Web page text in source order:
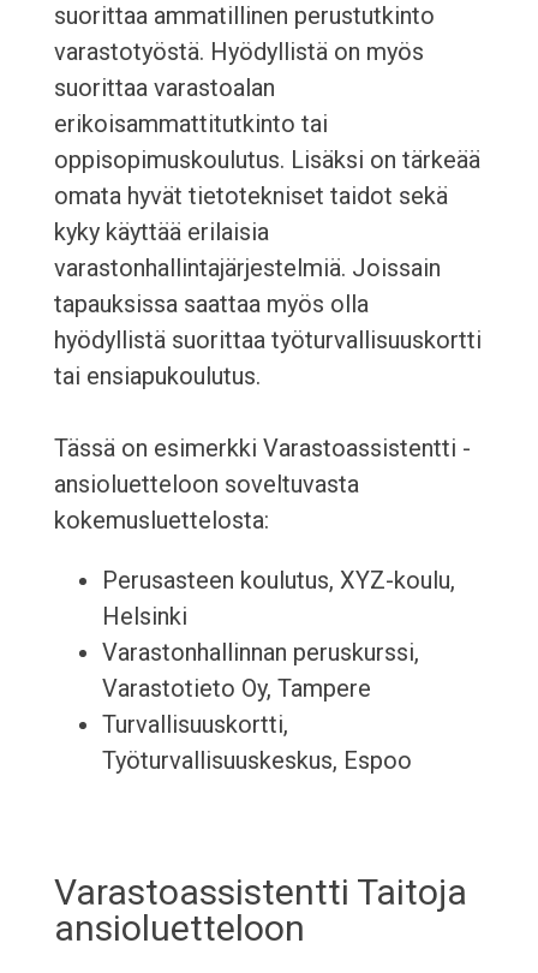
suorittaa ammatillinen perustutkinto
varastotyöstä. Hyödyllistä on myös
suorittaa varastoalan
erikoisammattitutkinto tai
oppisopimuskoulutus. Lisäksi on tärkeää
omata hyvät tietotekniset taidot sekä
kyky käyttää erilaisia
varastonhallintajärjestelmiä. Joissain
tapauksissa saattaa myös olla
hyödyllistä suorittaa työturvallisuuskortti
tai ensiapukoulutus.
Tässä on esimerkki Varastoassistentti -
ansioluetteloon soveltuvasta
kokemusluettelosta:
Perusasteen koulutus, XYZ-koulu,
Helsinki
Varastonhallinnan peruskurssi,
Varastotieto Oy, Tampere
Turvallisuuskortti,
Työturvallisuuskeskus, Espoo
Varastoassistentti Taitoja
ansioluetteloon